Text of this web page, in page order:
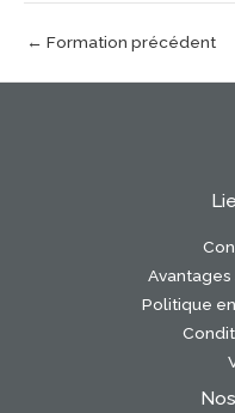
← Formation précédent
Politique